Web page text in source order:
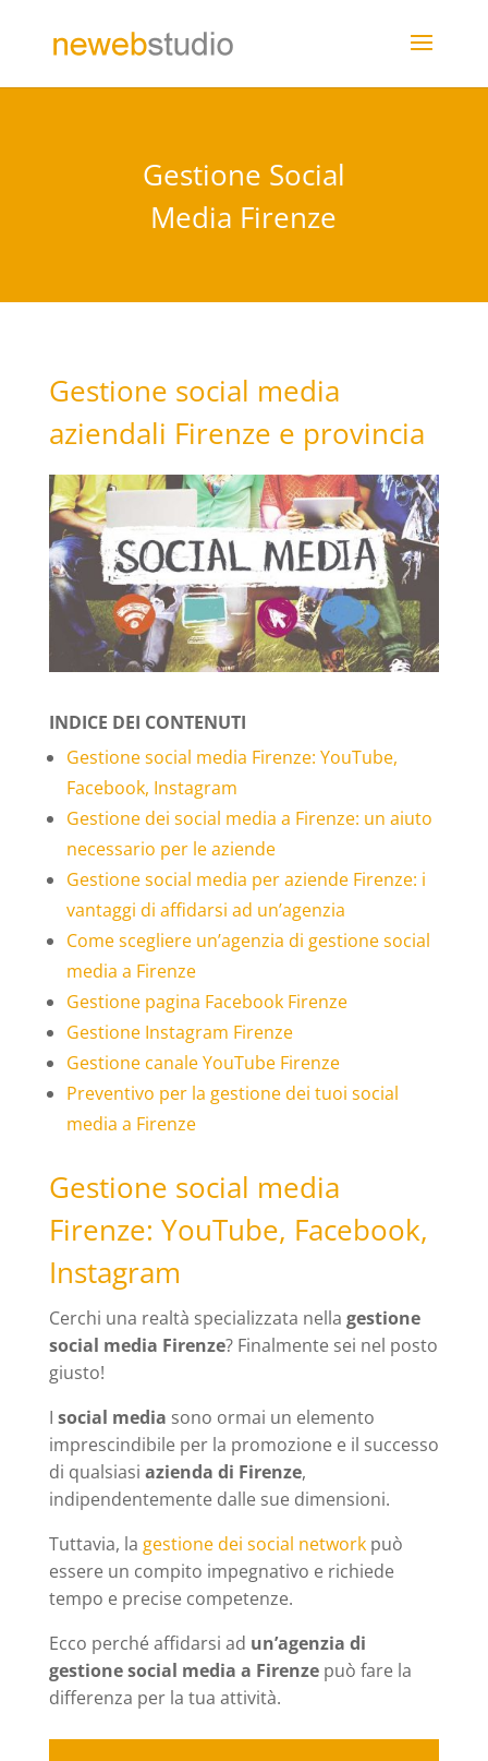
Gestione Social
Media Firenze
Gestione social media
aziendali Firenze e provincia
INDICE DEI CONTENUTI
Gestione social media Firenze: YouTube,
Facebook, Instagram
Gestione dei social media a Firenze: un aiuto
necessario per le aziende
Gestione social media per aziende Firenze: i
vantaggi di affidarsi ad un’agenzia
Come scegliere un’agenzia di gestione social
media a Firenze
Gestione pagina Facebook Firenze
Gestione Instagram Firenze
Gestione canale YouTube Firenze
Preventivo per la gestione dei tuoi social
media a Firenze
Gestione social media
Firenze: YouTube, Facebook,
Instagram
Cerchi una realtà specializzata nella gestione
social media Firenze? Finalmente sei nel posto
giusto!
I social media sono ormai un elemento
imprescindibile per la promozione e il successo
di qualsiasi azienda di Firenze,
indipendentemente dalle sue dimensioni.
Tuttavia, la gestione dei social networkpuò
essere un compito impegnativo e richiede
tempo e precise competenze.
Ecco perché affidarsi ad un’agenzia di
gestione social media a Firenzepuò fare la
differenza per la tua attività.